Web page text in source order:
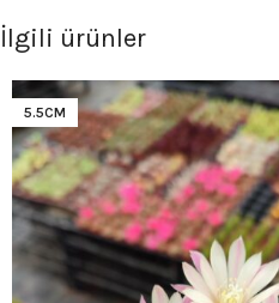
İlgili ürünler
5.5CM